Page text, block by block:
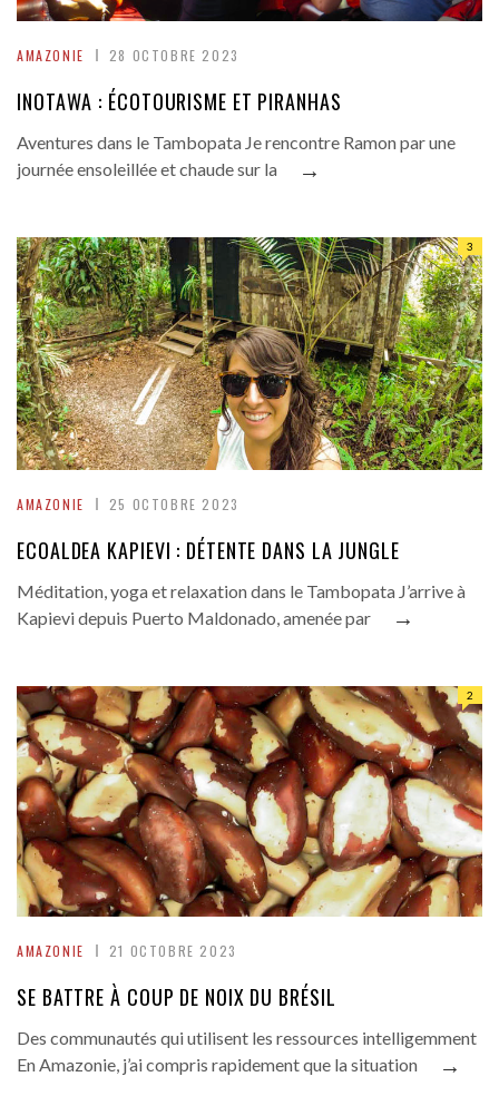
AMAZONIE 28 OCTOBRE 2023
INOTAWA : ÉCOTOURISME ET PIRANHAS
Aventures dans le Tambopata Je rencontre Ramon par une
journée ensoleillée et chaude sur la
→
AMAZONIE 25 OCTOBRE 2023
3
ECOALDEA KAPIEVI : DÉTENTE DANS LA JUNGLE
Méditation, yoga et relaxation dans le Tambopata J’arrive à
Kapievi depuis Puerto Maldonado, amenée par
→
AMAZONIE 21 OCTOBRE 2023
2
SE BATTRE À COUP DE NOIX DU BRÉSIL
Des communautés qui utilisent les ressources intelligemment
En Amazonie, j’ai compris rapidement que la situation
→